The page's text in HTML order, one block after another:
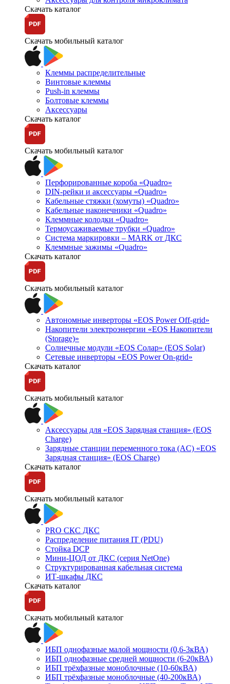
Скачать каталог
Скачать мобильный каталог
Клеммы распределительные
Винтовые клеммы
Push-in клеммы
Болтовые клеммы
Аксессуары
Скачать каталог
Скачать мобильный каталог
Перфорированные короба «Quadro»
DIN-рейки и аксессуары «Quadro»
Кабельные стяжки (хомуты) «Quadro»
Кабельные наконечники «Quadro»
Клеммные колодки «Quadro»
Термоусаживаемые трубки «Quadro»
Система маркировки – MARK от ДКС
Клеммные зажимы «Quadro»
Скачать каталог
Скачать мобильный каталог
Автономные инверторы «EOS Power Off-grid»
Накопители электроэнергии «EOS Накопители
(Storage)»
Солнечные модули «EOS Солар» (EOS Solar)
Сетевые инверторы «EOS Power On-grid»
Скачать каталог
Скачать мобильный каталог
Аксессуары для «EOS Зарядная станция» (EOS
Charge)
Зарядные станции переменного тока (AC) «EOS
Зарядная станция» (EOS Charge)
Скачать каталог
Скачать мобильный каталог
PRO СКС ДКС
Распределение питания IT (PDU)
Стойка DCP
Мини-ЦОД от ДКС (серия NetOne)
Структурированная кабельная система
ИТ-шкафы ДКС
Скачать каталог
Скачать мобильный каталог
ИБП однофазные малой мощности (0,6-3кВА)
ИБП однофазные средней мощности (6-20кВА)
ИБП трёхфазные моноблочные (10-60кВА)
ИБП трёхфазные моноблочные (40-200кВА)